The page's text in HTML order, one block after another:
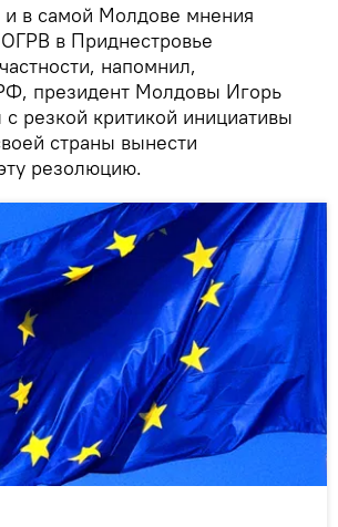
и в самой Молдове мнения
в Приднестровье
напомнил,
президент Молдовы Игорь
резкой критикой инициативы
страны вынести
резолюцию.